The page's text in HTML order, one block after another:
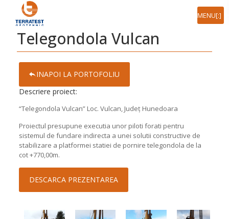
[:ro]MENIU[:en]MENU[:]
Telegondola Vulcan
INAPOI LA PORTOFOLIU
Descriere proiect:
“Telegondola Vulcan” Loc. Vulcan, Județ Hunedoara
Proiectul presupune executia unor piloti forati pentru
sistemul de fundare indirecta a unei solutii constructive de
stabilizare a platformei statiei de pornire telegondola de la
cot +770,00m.
DESCARCA PREZENTAREA